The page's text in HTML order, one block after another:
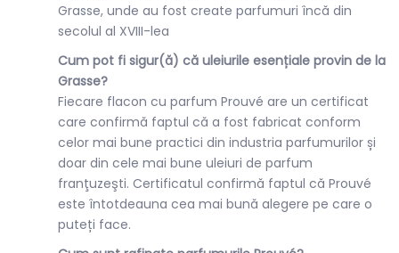
Grasse, unde au fost create parfumuri încă din
secolul al XVIII-lea
Cum pot fi sigur(ă) că uleiurile esențiale provin de la
Grasse?
Fiecare flacon cu parfum Prouvé are un certificat
care confirmă faptul că a fost fabricat conform
celor mai bune practici din industria parfumurilor și
doar din cele mai bune uleiuri de parfum
franţuzeşti. Certificatul confirmă faptul că Prouvé
este întotdeauna cea mai bună alegere pe care o
puteți face.